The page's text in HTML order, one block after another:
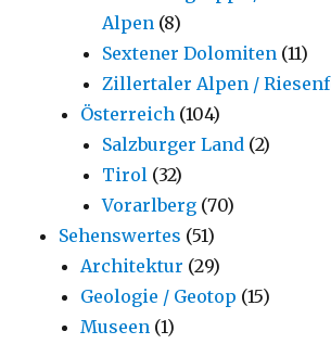
Alpen (8)
Sextener Dolomiten (11)
Zillertaler Alpen /
Österreich (104)
Salzburger Land (2)
Tirol (32)
Vorarlberg (70)
Sehenswertes (51)
Architektur (29)
Geologie / Geotop (15)
Museen (1)